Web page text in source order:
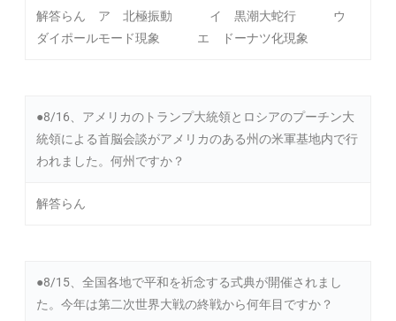
解答らん ア 北極振動 イ 黒潮大蛇行 ウ
ダイポールモード現象 エ ドーナツ化現象
●8/16、アメリカのトランプ大統領とロシアのプーチン大
統領による首脳会談がアメリカのある州の米軍基地内で行
われました。何州ですか？
解答らん
●8/15、全国各地で平和を祈念する式典が開催されまし
た。今年は第二次世界大戦の終戦から何年目ですか？